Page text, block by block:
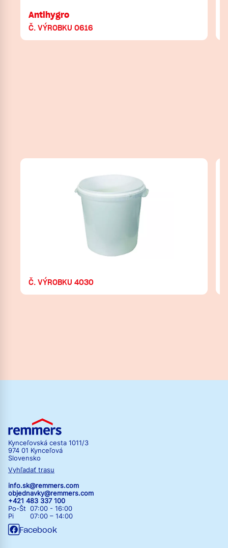
Antihygro
Č. VÝROBKU 0616
Č. VÝROBKU 4030
Kynceľovská cesta 1011/3
974 01 Kynceľová
Slovensko
Vyhľadať trasu
info.sk@remmers.com
objednavky@remmers.com
+421 483 337 100
Po-Št 07:00 - 16:00
Pi 07:00 – 14:00
Facebook